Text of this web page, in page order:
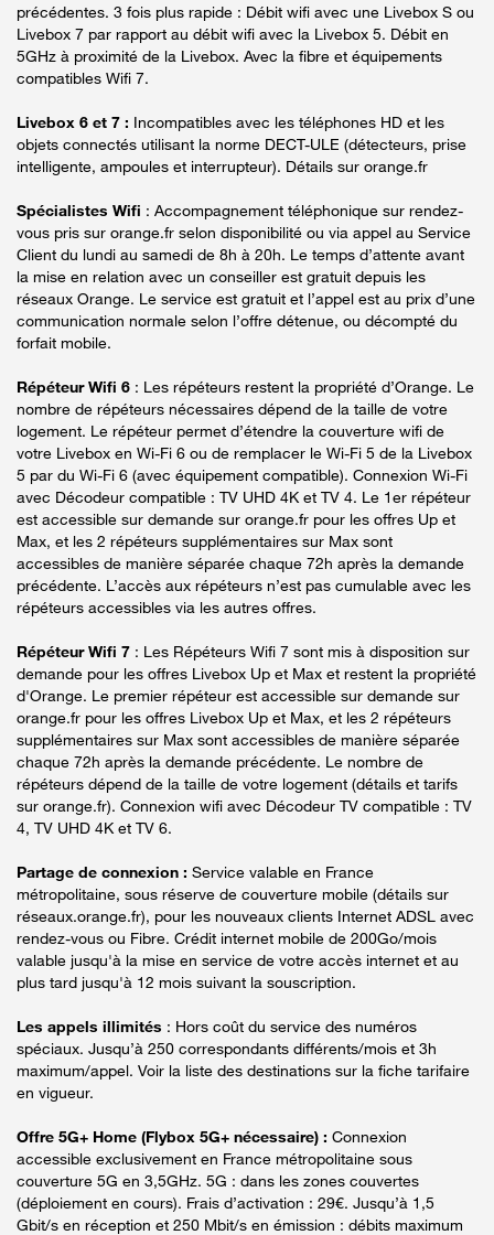
précédentes. 3 fois plus rapide : Débit wifi avec une Livebox S ou
Livebox 7 par rapport au débit wifi avec la Livebox 5. Débit en
5GHz à proximité de la Livebox. Avec la fibre et équipements
compatibles Wifi 7.
Livebox 6 et 7 : Incompatibles avec les téléphones HD et les
objets connectés utilisant la norme DECT-ULE (détecteurs, prise
intelligente, ampoules et interrupteur). Détails sur orange.fr
Spécialistes Wifi : Accompagnement téléphonique sur rendez-
vous pris sur orange.fr selon disponibilité ou via appel au Service
Client du lundi au samedi de 8h à 20h. Le temps d’attente avant
la mise en relation avec un conseiller est gratuit depuis les
réseaux Orange. Le service est gratuit et l’appel est au prix d’une
communication normale selon l’offre détenue, ou décompté du
forfait mobile.
Répéteur Wifi 6 : Les répéteurs restent la propriété d’Orange. Le
nombre de répéteurs nécessaires dépend de la taille de votre
logement. Le répéteur permet d’étendre la couverture wifi de
votre Livebox en Wi-Fi 6 ou de remplacer le Wi-Fi 5 de la Livebox
5 par du Wi-Fi 6 (avec équipement compatible). Connexion Wi-Fi
avec Décodeur compatible : TV UHD 4K et TV 4. Le 1er répéteur
est accessible sur demande sur orange.fr pour les offres Up et
Max, et les 2 répéteurs supplémentaires sur Max sont
accessibles de manière séparée chaque 72h après la demande
précédente. L’accès aux répéteurs n’est pas cumulable avec les
répéteurs accessibles via les autres offres.
Répéteur Wifi 7 : Les Répéteurs Wifi 7 sont mis à disposition sur
demande pour les offres Livebox Up et Max et restent la propriété
d'Orange. Le premier répéteur est accessible sur demande sur
orange.fr pour les offres Livebox Up et Max, et les 2 répéteurs
supplémentaires sur Max sont accessibles de manière séparée
chaque 72h après la demande précédente. Le nombre de
répéteurs dépend de la taille de votre logement (détails et tarifs
sur orange.fr). Connexion wifi avec Décodeur TV compatible : TV
4, TV UHD 4K et TV 6.
Partage de connexion : Service valable en France
métropolitaine, sous réserve de couverture mobile (détails sur
réseaux.orange.fr), pour les nouveaux clients Internet ADSL avec
rendez-vous ou Fibre. Crédit internet mobile de 200Go/mois
valable jusqu'à la mise en service de votre accès internet et au
plus tard jusqu'à 12 mois suivant la souscription.
Les appels illimités : Hors coût du service des numéros
spéciaux. Jusqu’à 250 correspondants différents/mois et 3h
maximum/appel. Voir la liste des destinations sur la fiche tarifaire
en vigueur.
Offre 5G+ Home (Flybox 5G+ nécessaire) : Connexion
accessible exclusivement en France métropolitaine sous
couverture 5G en 3,5GHz. 5G : dans les zones couvertes
(déploiement en cours). Frais d’activation : 29€. Jusqu’à 1,5
Gbit/s en réception et 250 Mbit/s en émission : débits maximum